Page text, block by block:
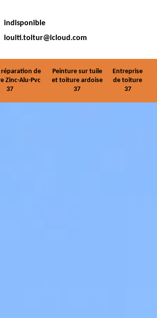
indisponible
louiti.toitur@icloud.com
réparation de
Zinc-Alu-Pvc
37
Peinture sur tuile
et toiture ardoise
37
Entreprise
de toiture
37